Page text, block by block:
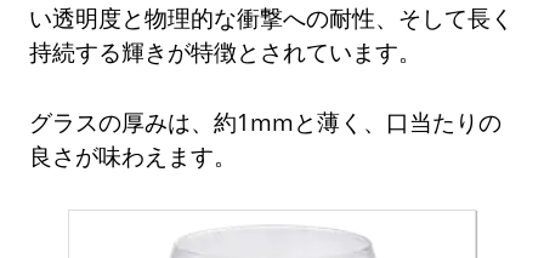
い透明度と物理的な衝撃への耐性、そして長く
持続する輝きが特徴とされています。
グラスの厚みは、約1mmと薄く、口当たりの
良さが味わえます。